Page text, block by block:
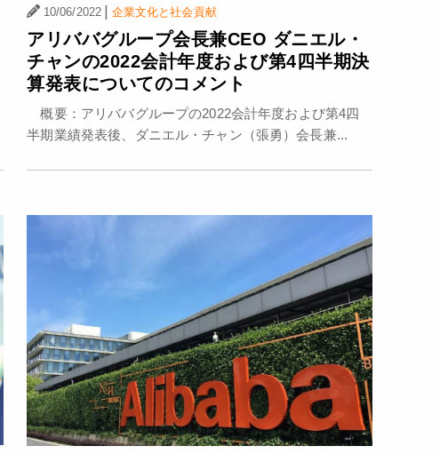
10/06/2022 | 企業文化と社会貢献
アリババグループ会長兼CEO ダニエル・
チャンの2022会計年度および第4四半期決
算発表についてのコメント
概要：アリババグループの2022会計年度および第4四
半期業績発表後、ダニエル・チャン（張勇）会長兼...